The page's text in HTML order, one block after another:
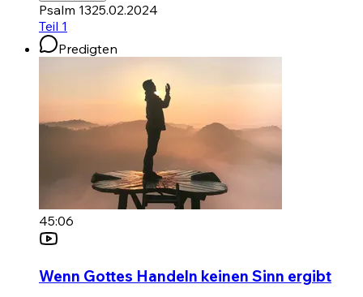
Psalm 1325.02.2024
Teil 1
Predigten
45:06
Wenn Gottes Handeln keinen Sinn ergibt